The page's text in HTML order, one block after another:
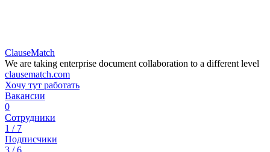
ClauseMatch
We are taking enterprise document collaboration to a different level
clausematch.com
Хочу тут работать
Вакансии
0
Сотрудники
1 / 7
Подписчики
3 / 6